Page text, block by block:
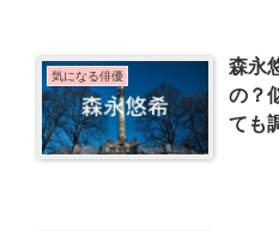
気になる俳優
森永
の？
ても